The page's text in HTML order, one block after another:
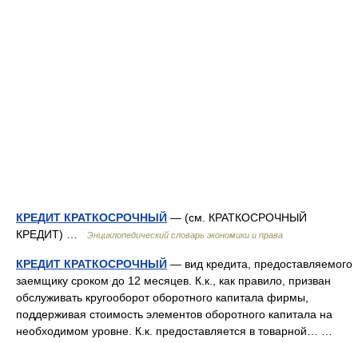
КРЕДИТ КРАТКОСРОЧНЫЙ — (см. КРАТКОСРОЧНЫЙ
КРЕДИТ) …
Энциклопедический словарь экономики и права
КРЕДИТ КРАТКОСРОЧНЫЙ — вид кредита, предоставляемого
заемщику сроком до 12 месяцев. К.к., как правило, призван
обслуживать кругооборот оборотного капитала фирмы,
поддерживая стоимость элементов оборотного капитала на
необходимом уровне. К.к. предоставляется в товарной… …